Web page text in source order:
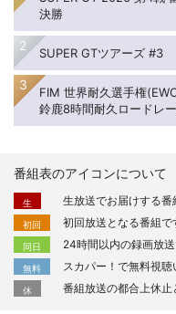
決勝
SUPER GTツアーズ #3
FIM 世界耐久選手権
鈴鹿8時間耐久ロードレ
番組表のアイコンについて
生 生放送でお届けする番
初回 初回放送となる番組で
同日 24時間以内の録画放
無料 スカパー！で無料視
休 番組放送の都合上休